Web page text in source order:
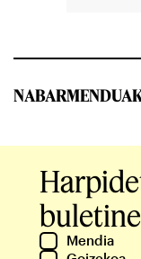
Mendia